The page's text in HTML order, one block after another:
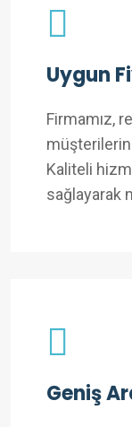
Uygun
Firmamız,
Kaliteli
sağlayarak
Geniş